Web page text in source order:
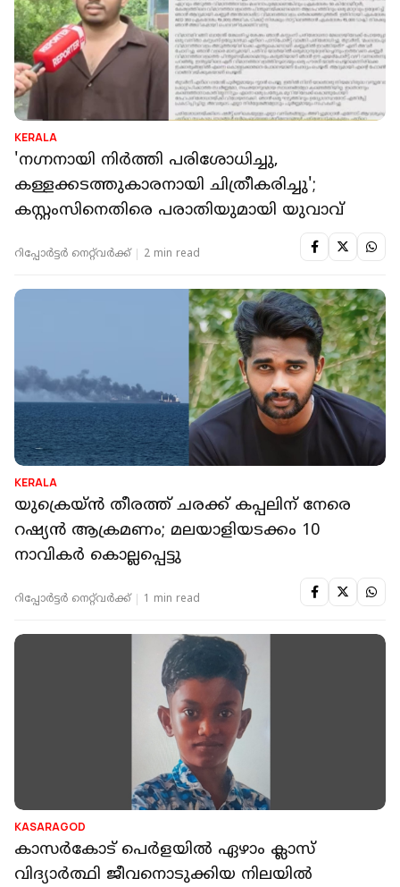
KERALA
'നഗ്നനായി നിര്‍ത്തി പരിശോധിച്ചു,
കള്ളക്കടത്തുകാരനായി ചിത്രീകരിച്ചു';
കസ്റ്റംസിനെതിരെ പരാതിയുമായി യുവാവ്
റിപ്പോർട്ടർ നെറ്റ്‌വര്‍ക്ക്‌ 2 min read
KERALA
യുക്രെയ്ന്‍ തീരത്ത് ചരക്ക് കപ്പലിന് നേരെ
റഷ്യന്‍ ആക്രമണം; മലയാളിയടക്കം 10
നാവികര്‍ കൊല്ലപ്പെട്ടു
റിപ്പോർട്ടർ നെറ്റ്‌വര്‍ക്ക്‌ 1 min read
KASARAGOD
കാസര്‍കോട് പെര്‍ളയില്‍ ഏഴാം ക്ലാസ്
വിദ്യാര്‍ത്ഥി ജീവനൊടുക്കിയ നിലയില്‍